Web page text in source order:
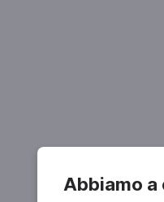
Abbiamo a